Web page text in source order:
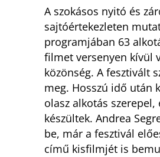
A szokásos nyitó és
sajtóértekezleten
programjában 63
filmet versenyen kívül
közönség. A fesztivált
meg. Hosszú idő után
olasz alkotás
készültek. Andrea
be, már a fesztivál
című kisfilmjét is